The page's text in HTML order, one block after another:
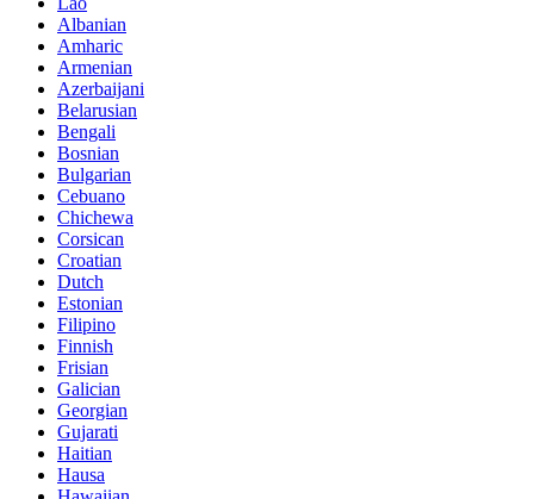
Albanian
Amharic
Armenian
Azerbaijani
Belarusian
Bengali
Bosnian
Bulgarian
Cebuano
Chichewa
Corsican
Croatian
Dutch
Estonian
Filipino
Finnish
Frisian
Galician
Georgian
Gujarati
Haitian
Hausa